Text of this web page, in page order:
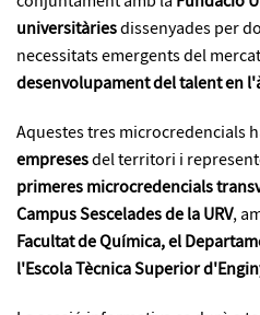
universitàriesdissenyades per
necessitats emergents del
desenvolupament del talent en
Aquestes tres microcredencials
empresesdel territori i
primeres microcredencials
Campus Sescelades de la URV,
Facultat de Química, el
l'Escola Tècnica Superior